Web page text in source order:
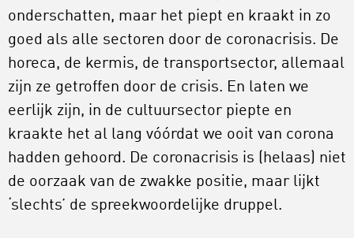
onderschatten, maar het piept en kraakt in zo
goed als alle sectoren door de coronacrisis. De
horeca, de kermis, de transportsector, allemaal
zijn ze getroffen door de crisis. En laten we
eerlijk zijn, in de cultuursector piepte en
kraakte het al lang vóórdat we ooit van corona
hadden gehoord. De coronacrisis is (helaas) niet
de oorzaak van de zwakke positie, maar lijkt
‘slechts’ de spreekwoordelijke druppel.